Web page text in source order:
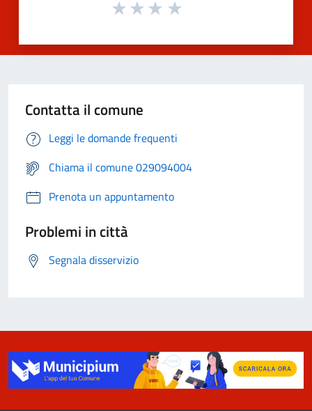
Contatta il comune
Leggi le domande frequenti
Chiama il comune 029094004
Prenota un appuntamento
Problemi in città
Segnala disservizio